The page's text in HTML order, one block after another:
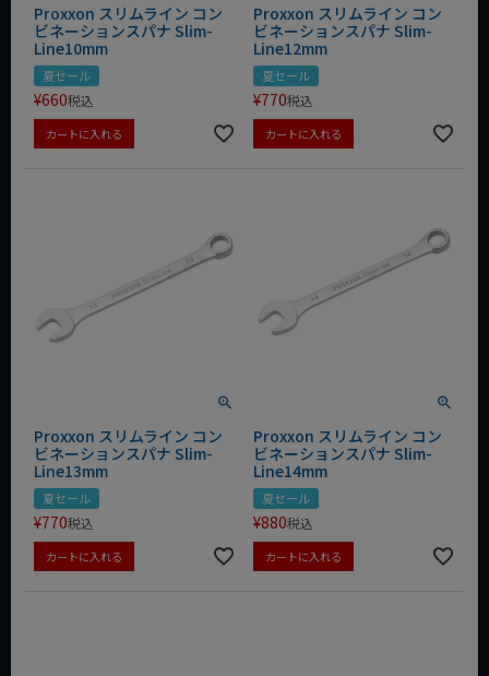
Proxxon スリムライン コン
ビネーションスパナ Slim-
Line10mm
夏セール
¥660税込
カートに入れる
Proxxon スリムライン コン
ビネーションスパナ Slim-
Line12mm
夏セール
¥770税込
カートに入れる
Proxxon スリムライン コン
ビネーションスパナ Slim-
Line13mm
夏セール
¥770税込
カートに入れる
Proxxon スリムライン コン
ビネーションスパナ Slim-
Line14mm
夏セール
¥880税込
カートに入れる